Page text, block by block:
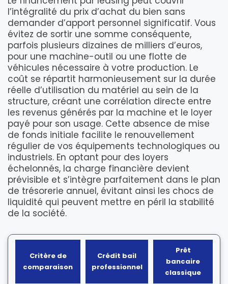
l’intégralité du prix d’achat du bien sans
demander d’apport personnel significatif. Vous
évitez de sortir une somme conséquente,
parfois plusieurs dizaines de milliers d’euros,
pour une machine-outil ou une flotte de
véhicules nécessaire à votre production. Le
coût se répartit harmonieusement sur la durée
réelle d’utilisation du matériel au sein de la
structure, créant une corrélation directe entre
les revenus générés par la machine et le loyer
payé pour son usage. Cette absence de mise
de fonds initiale facilite le renouvellement
régulier de vos équipements technologiques ou
industriels. En optant pour des loyers
échelonnés, la charge financière devient
prévisible et s’intègre parfaitement dans le plan
de trésorerie annuel, évitant ainsi les chocs de
liquidité qui peuvent mettre en péril la stabilité
de la société.
Critère de
comparaison
Crédit bail
professionnel
Prêt
bancaire
classique